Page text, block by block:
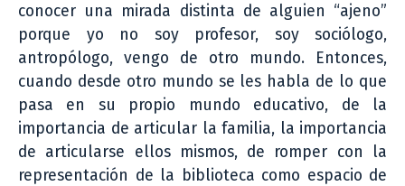
conocer una mirada distinta de alguien “ajeno”
porque yo no soy profesor, soy sociólogo,
antropólogo, vengo de otro mundo. Entonces,
cuando desde otro mundo se les habla de lo que
pasa en su propio mundo educativo, de la
importancia de articular la familia, la importancia
de articularse ellos mismos, de romper con la
representación de la biblioteca como espacio de